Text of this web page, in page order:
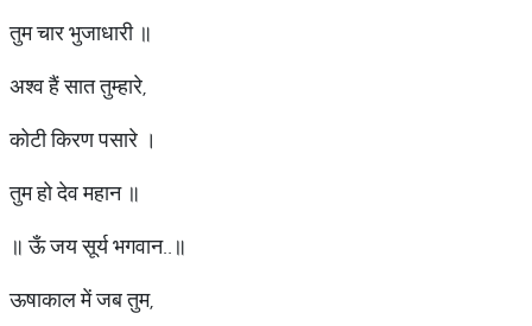
तुम चार भुजाधारी ॥
अश्व हैं सात तुम्हारे,
कोटी किरण पसारे ।
तुम हो देव महान ॥
॥ ऊँ जय सूर्य भगवान..॥
ऊषाकाल में जब तुम,